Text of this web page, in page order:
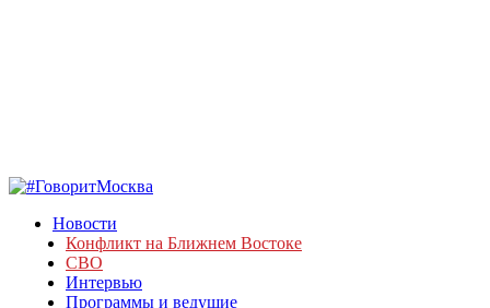
Новости
Конфликт на Ближнем Востоке
СВО
Интервью
Программы и ведущие